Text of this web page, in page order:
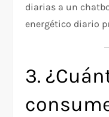
diarias a un
energético diario
3.